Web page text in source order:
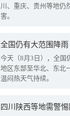
川、重庆、贵州等地仍
害。
全国仍有大范围降
今天（8月3日），全国
地区东部至华北、东北
温闷热天气持续。